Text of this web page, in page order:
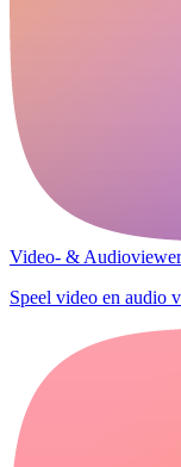
Video- & Audioviewer
Speel video en audio